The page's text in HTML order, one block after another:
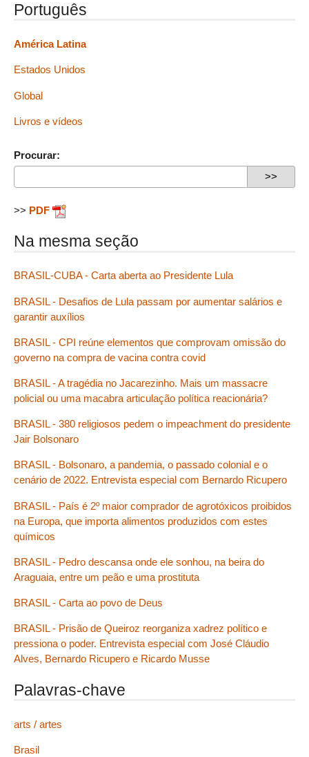
Português
América Latina
Estados Unidos
Global
Livros e vídeos
Procurar:
>> PDF
Na mesma seção
BRASIL-CUBA - Carta aberta ao Presidente Lula
BRASIL - Desafios de Lula passam por aumentar salários e
garantir auxílios
BRASIL - CPI reúne elementos que comprovam omissão do
governo na compra de vacina contra covid
BRASIL - A tragédia no Jacarezinho. Mais um massacre
policial ou uma macabra articulação política reacionária?
BRASIL - 380 religiosos pedem o impeachment do presidente
Jair Bolsonaro
BRASIL - Bolsonaro, a pandemia, o passado colonial e o
cenário de 2022. Entrevista especial com Bernardo Ricupero
BRASIL - País é 2º maior comprador de agrotóxicos proibidos
na Europa, que importa alimentos produzidos com estes
químicos
BRASIL - Pedro descansa onde ele sonhou, na beira do
Araguaia, entre um peão e uma prostituta
BRASIL - Carta ao povo de Deus
BRASIL - Prisão de Queiroz reorganiza xadrez político e
pressiona o poder. Entrevista especial com José Cláudio
Alves, Bernardo Ricupero e Ricardo Musse
Palavras-chave
arts / artes
Brasil